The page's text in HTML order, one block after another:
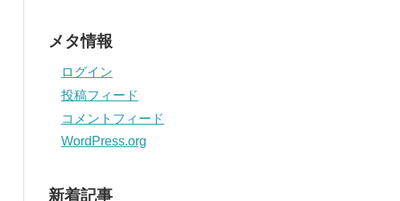
メタ情報
ログイン
投稿フィード
コメントフィード
WordPress.org
新着記事